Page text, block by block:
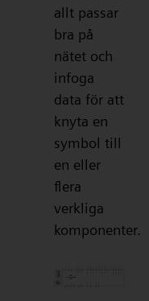
allt passar
bra på
nätet och
infoga
data för att
knyta en
symbol till
en eller
flera
verkliga
komponenter.